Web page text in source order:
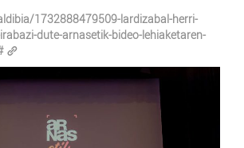
1732888479509-lardizabal-herri-
dute-arnasetik-bideo-lehiaketaren-